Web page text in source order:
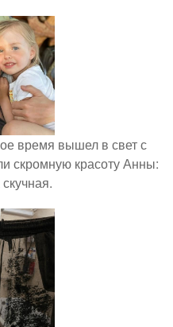
время вышел в свет с
скромную красоту Анны: